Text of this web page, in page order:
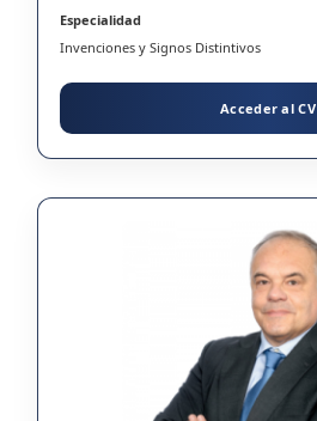
Especialidad
Invenciones y Signos Distintivos
Acceder al CV